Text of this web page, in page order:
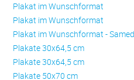
Plakat im Wunschformat
Plakat im Wunschformat
Plakat im Wunschformat -
Plakate 30x64,5 cm
Plakate 30x64,5 cm
Plakate 50x70 cm